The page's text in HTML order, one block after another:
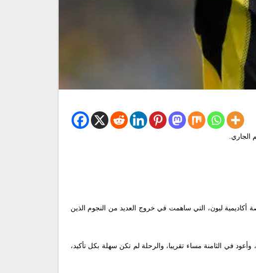
الجاري.
ليون، التي ساهمت في خروج العديد من النجوم الذين
في الثامنة مساء تقريبا، والرحلة لم تكن سهلة بكل تأكيد،